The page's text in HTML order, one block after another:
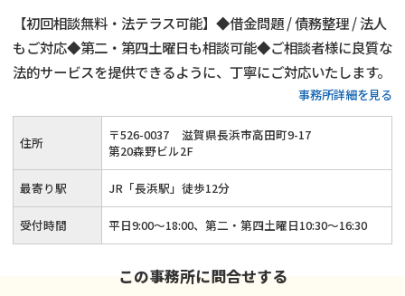
【初回相談無料・法テラス可能】◆借金問題 / 債務整理 / 法人
もご対応◆第二・第四土曜日も相談可能◆ご相談者様に良質な
法的サービスを提供できるように、丁寧にご対応いたします。
事務所詳細を見る
住所 〒526-0037
滋賀県長浜市高田町9-17
第20森野ビル2F
最寄り駅 JR「長浜駅」徒歩12分
受付時間 平日9:00～18:00、第二・第四土曜日10:30～16:30
この事務所に問合せする